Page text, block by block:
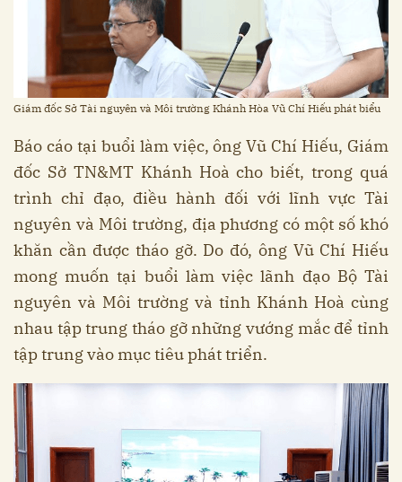
Giám đốc Sở Tài nguyên và Môi trường Khánh Hòa Vũ Chí Hiếu phát biểu
Báo cáo tại buổi làm việc, ông Vũ Chí Hiếu, Giám
đốc Sở TN&MT Khánh Hoà cho biết, trong quá
trình chỉ đạo, điều hành đối với lĩnh vực Tài
nguyên và Môi trường, địa phương có một số khó
khăn cần được tháo gỡ. Do đó, ông Vũ Chí Hiếu
mong muốn tại buổi làm việc lãnh đạo Bộ Tài
nguyên và Môi trường và tỉnh Khánh Hoà cùng
nhau tập trung tháo gỡ những vướng mắc để tỉnh
tập trung vào mục tiêu phát triển.